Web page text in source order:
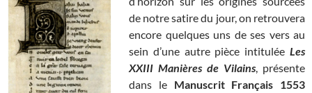
de notre satire du jour, on retrouvera
encore quelques uns de ses vers au
sein d’une autre pièce intitulée Les
XXIII Manières de Vilains, présente
dans le Manuscrit Français 1553